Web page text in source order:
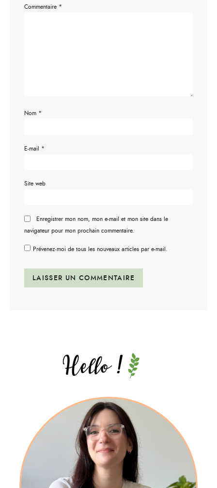
Commentaire *
Nom *
E-mail *
Site web
Enregistrer mon nom, mon e-mail et mon site dans le
navigateur pour mon prochain commentaire.
Prévenez-moi de tous les nouveaux articles par e-mail.